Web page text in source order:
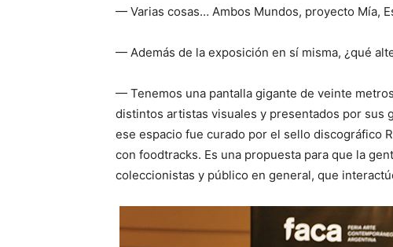
— Varias cosas… Ambos Mundos, proyecto Mía,
— Además de la exposición en sí misma, ¿qué
— Tenemos una pantalla gigante de veinte
distintos artistas visuales y presentados por sus
ese espacio fue curado por el sello discográfico
con foodtracks. Es una propuesta para que la
coleccionistas y público en general, que